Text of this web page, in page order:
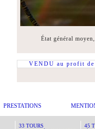
État général
VENDU au profit
PRESTATIONS
33 TOURS 45